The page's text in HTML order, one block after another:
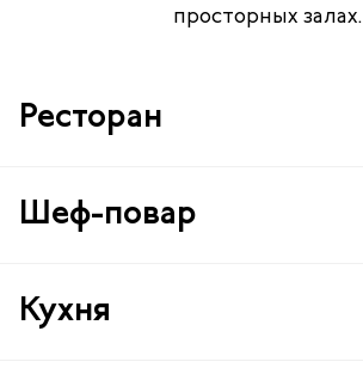
просторных залах.
Ресторан
Шеф-повар
Кухня